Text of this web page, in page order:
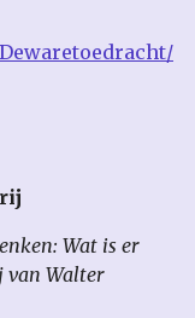
Wat is er
van Walter